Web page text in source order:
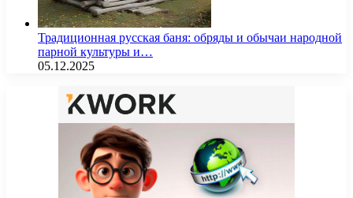
Традиционная русская баня: обряды и обычаи народной
парной культуры и…
05.12.2025